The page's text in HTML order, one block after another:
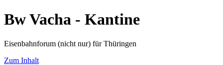
Bw Vacha - Kantine
Eisenbahnforum (nicht nur) für Thüringen
Zum Inhalt